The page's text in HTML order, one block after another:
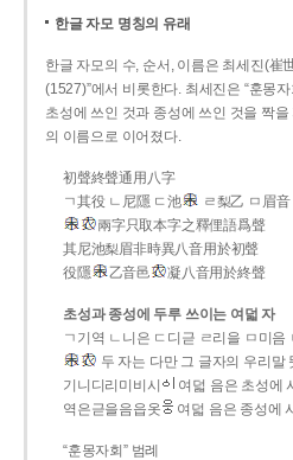
한글 자모 명칭의 유래
한글 자모의 수, 순서, 이름은 최세진(崔
(1527)”에서 비롯한다. 최세진은 “훈몽
초성에 쓰인 것과 종성에 쓰인 것을 짝
의 이름으로 이어졌다.
初聲終聲通用八字
ㄱ其役 ㄴ尼隱 ㄷ池
ㄹ梨乙 ㅁ眉
兩字只取本字之釋俚語爲聲
其尼池梨眉非時異八音用於初聲
役隱
乙音邑 凝八音用於終聲
초성과 종성에 두루 쓰이는 여덟 자
ㄱ기역 ㄴ니은 ㄷ디귿 ㄹ리을 ㅁ미음
두 자는 다만 그 글자의 우리말
기니디리미비시
여덟 음은 초성에
역은귿을음읍옷
여덟 음은 종성에
“훈몽자회” 범례